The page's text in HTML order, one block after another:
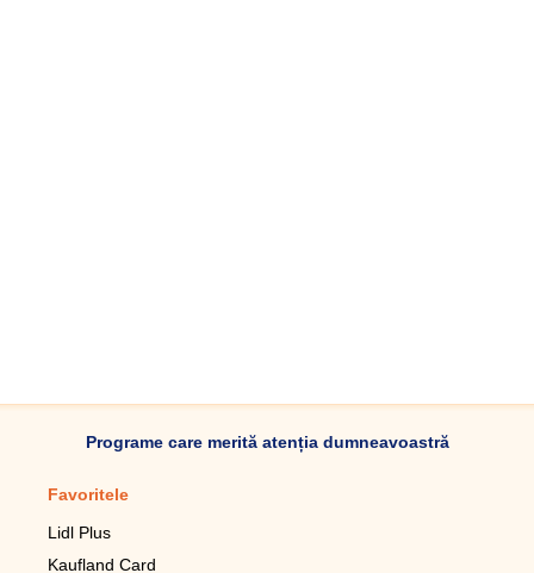
Programe care merită atenția dumneavoastră
Favoritele
Lidl Plus
Kaufland Card